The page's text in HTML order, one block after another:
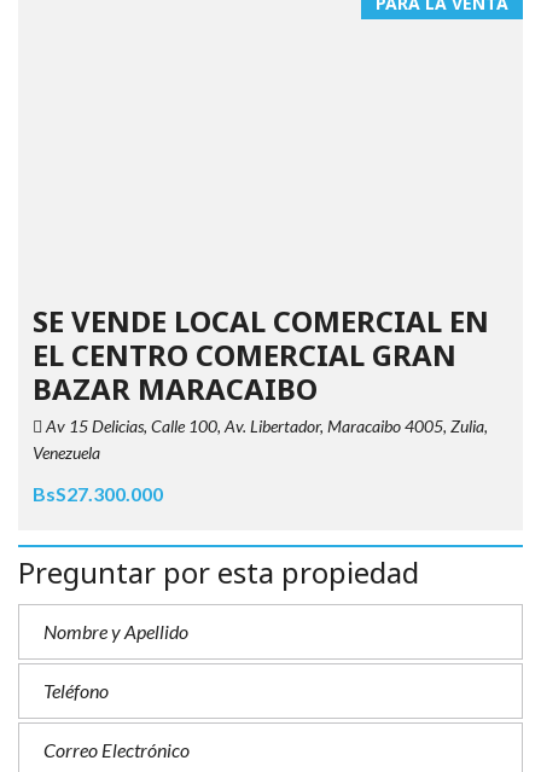
SE VENDE LOCAL COMERCIAL EN
EL CENTRO COMERCIAL GRAN
BAZAR MARACAIBO
Av 15 Delicias, Calle 100, Av. Libertador, Maracaibo 4005, Zulia,
Venezuela
BsS27.300.000
Preguntar por esta propiedad